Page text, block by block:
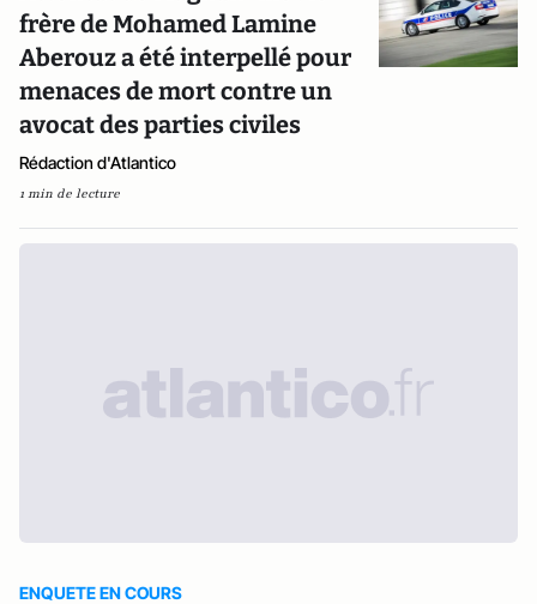
frère de Mohamed Lamine
Aberouz a été interpellé pour
menaces de mort contre un
avocat des parties civiles
Rédaction d'Atlantico
1 min de lecture
ENQUETE EN COURS